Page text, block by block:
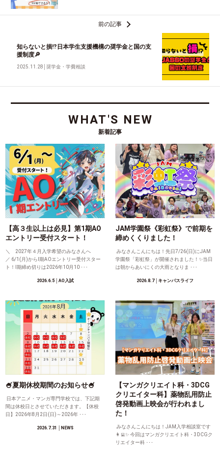
前の記事
知らないと損⁉日本学生支援機構の奨学金と国の支
援制度🔎
2025.11.28 │奨学金・学費相談
WHAT'S NEW
新着記事
【高３生以上は必見】第1期AO
エントリー受付スタート！
＼ 2027年４月入学希望のみなさんへ
／ 6/1(月)からⅠ期AOエントリー受付スター
ト！Ⅰ期締め切りは2026年10月10 ･･･
2026.6.5│AO入試
JAM学園祭《彩虹祭》で前期を
締めくくりました！
みなさんこんにちは！先日7/26(日)にJAM
学園祭「彩虹祭」が開催されました！✨当日
は朝からあいにくの大雨となりま ･･･
2026.8.7│キャンパスライフ
🍧夏期休校期間のお知らせ🍧
日本アニメ・マンガ専門学校では、下記期
間は休校日とさせていただきます。【休校
日】2026年8月2日(日)～2026年 ･･･
2026.7.31 │NEWS
【マンガクリエイト科・3DCG
クリエイター科】薬物乱用防止
啓発動画上映会が行われまし
た！
みなさんこんにちは！JAM入学相談室です
👩‍💻✨ 今回はマンガクリエイト科・3DCGク
リエイター科 ･･･